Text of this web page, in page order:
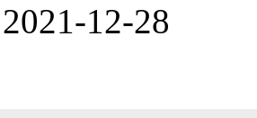
2021-12-28